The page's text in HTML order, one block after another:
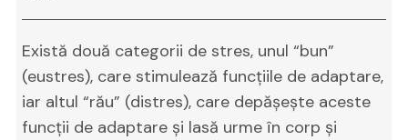
Există două categorii de stres, unul “bun”
(eustres), care stimulează funcţiile de adaptare,
iar altul “rău” (distres), care depăşeşte aceste
funcţii de adaptare şi lasă urme în corp şi